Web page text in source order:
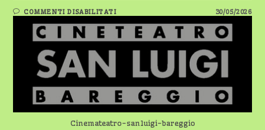
COMMENTI DISABILITATISU
CINEMA
BAREGGIO:
STAR
WARS
CINEFORUM
SAN
LUIGI
30/05/2026
Cinemateatro-sanluigi-bareggio